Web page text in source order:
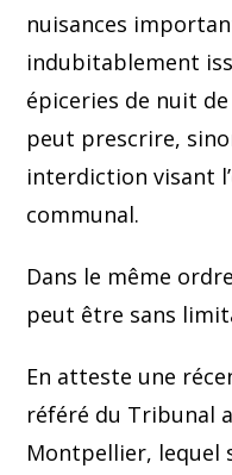
nuisances
indubitablement
épiceries de nuit
peut prescrire,
interdiction visant
communal.
Dans le même
peut être sans
En atteste une
référé du Tribunal
Montpellier, lequel